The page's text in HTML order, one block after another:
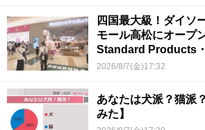
四国最大級！ダイソ
モール高松にオープ
Standard Products
香川県初
2026/8/7(金)17:32
あなたは犬派？猫派
みた】